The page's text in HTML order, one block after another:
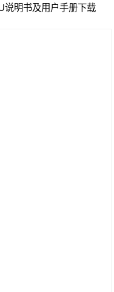
说明书及用户手册下载